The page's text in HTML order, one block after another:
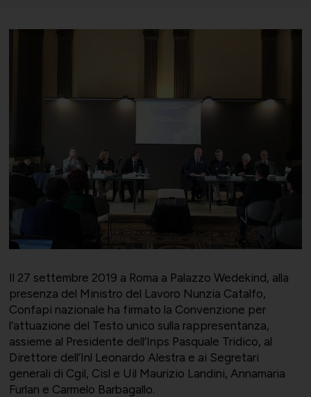
Il 27 settembre 2019 a Roma a Palazzo Wedekind, alla
presenza del Ministro del Lavoro Nunzia Catalfo,
Confapi nazionale ha firmato la Convenzione per
l’attuazione del Testo unico sulla rappresentanza,
assieme al Presidente dell’Inps Pasquale Tridico, al
Direttore dell’Inl Leonardo Alestra e ai Segretari
generali di Cgil, Cisl e Uil Maurizio Landini, Annamaria
Furlan e Carmelo Barbagallo.
ConfapiD
Gruppo Giovani
Società Collegate
ANIEM
UNIONCHIMICA
Uniontessile
Appalti e territorio
Formazione finanziata e risorse umane
Lavoro e relazioni industriali